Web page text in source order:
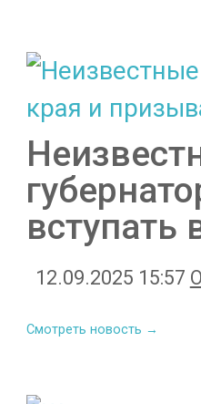
вступать
12.09.2025 15:57
Смотреть новость →